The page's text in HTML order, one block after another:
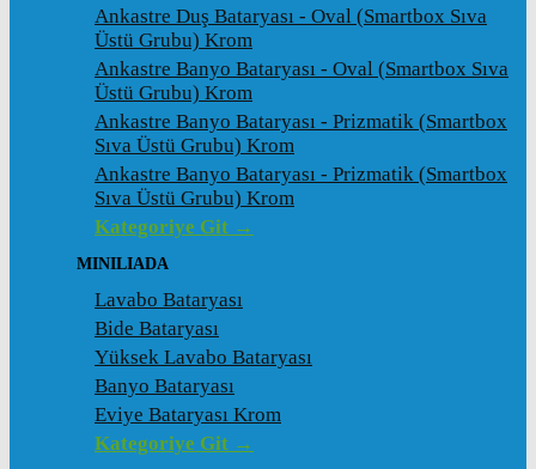
Ankastre Duş Bataryası - Oval (Smartbox Sıva
Üstü Grubu) Krom
Ankastre Banyo Bataryası - Oval (Smartbox Sıva
Üstü Grubu) Krom
Ankastre Banyo Bataryası - Prizmatik (Smartbox
Sıva Üstü Grubu) Krom
Ankastre Banyo Bataryası - Prizmatik (Smartbox
Sıva Üstü Grubu) Krom
Kategoriye Git →
MINILIADA
Lavabo Bataryası
Bide Bataryası
Yüksek Lavabo Bataryası
Banyo Bataryası
Eviye Bataryası Krom
Kategoriye Git →